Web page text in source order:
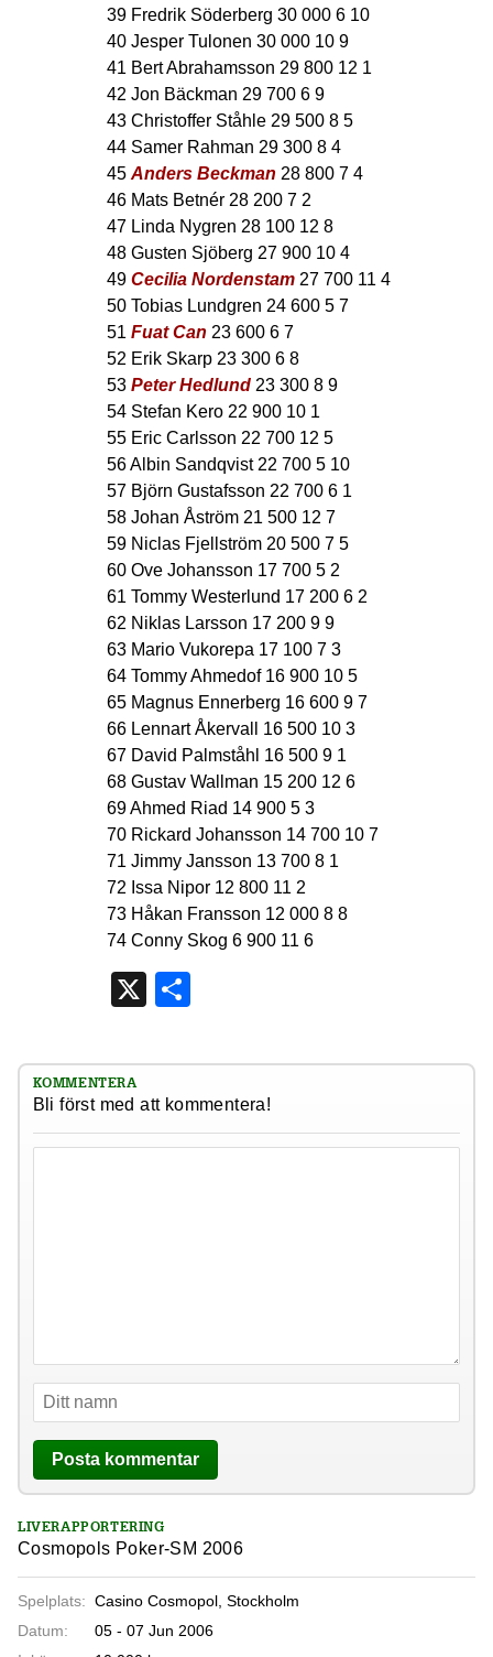
39 Fredrik Söderberg 30 000 6 10
40 Jesper Tulonen 30 000 10 9
41 Bert Abrahamsson 29 800 12 1
42 Jon Bäckman 29 700 6 9
43 Christoffer Ståhle 29 500 8 5
44 Samer Rahman 29 300 8 4
45 Anders Beckman 28 800 7 4
46 Mats Betnér 28 200 7 2
47 Linda Nygren 28 100 12 8
48 Gusten Sjöberg 27 900 10 4
49 Cecilia Nordenstam27 700 11 4
50 Tobias Lundgren 24 600 5 7
51 Fuat Can 23 600 6 7
52 Erik Skarp 23 300 6 8
53 Peter Hedlund23 300 8 9
54 Stefan Kero 22 900 10 1
55 Eric Carlsson 22 700 12 5
56 Albin Sandqvist 22 700 5 10
57 Björn Gustafsson 22 700 6 1
58 Johan Åström 21 500 12 7
59 Niclas Fjellström 20 500 7 5
60 Ove Johansson 17 700 5 2
61 Tommy Westerlund 17 200 6 2
62 Niklas Larsson 17 200 9 9
63 Mario Vukorepa 17 100 7 3
64 Tommy Ahmedof 16 900 10 5
65 Magnus Ennerberg 16 600 9 7
66 Lennart Åkervall 16 500 10 3
67 David Palmståhl 16 500 9 1
68 Gustav Wallman 15 200 12 6
69 Ahmed Riad 14 900 5 3
70 Rickard Johansson 14 700 10 7
71 Jimmy Jansson 13 700 8 1
72 Issa Nipor 12 800 11 2
73 Håkan Fransson 12 000 8 8
74 Conny Skog 6 900 11 6
X
KOMMENTERA
Bli först med att kommentera!
LIVERAPPORTERING
Cosmopols Poker-SM 2006
Spelplats: Casino Cosmopol, Stockholm
Datum:
05 - 07 Jun 2006